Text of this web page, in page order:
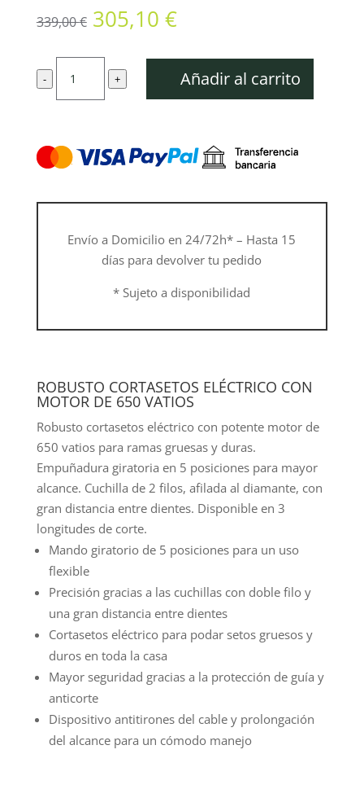
339,00€ El
precio
original
era:
339,00 €.
305,10 €El
actual
es:
305,10 €.
-
Cortasetos
HSE
cuchilla
doble
cm
+ Añadir al carrito
Envío a Domicilio en 24/72h* – Hasta 15
días para devolver tu pedido
* Sujeto a disponibilidad
ROBUSTO CORTASETOS ELÉCTRICO CON
MOTOR DE 650 VATIOS
Robusto cortasetos eléctrico con potente motor de
650 vatios para ramas gruesas y duras.
Empuñadura giratoria en 5 posiciones para mayor
alcance. Cuchilla de 2 filos, afilada al diamante, con
gran distancia entre dientes. Disponible en 3
longitudes de corte.
Mando giratorio de 5 posiciones para un uso
flexible
Precisión gracias a las cuchillas con doble filo y
una gran distancia entre dientes
Cortasetos eléctrico para podar setos gruesos y
duros en toda la casa
Mayor seguridad gracias a la protección de guía y
anticorte
Dispositivo antitirones del cable y prolongación
del alcance para un cómodo manejo